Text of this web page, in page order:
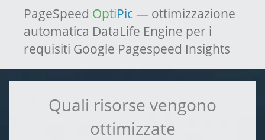
PageSpeed OptiPic — ottimizzazione
automatica DataLife Engine per i
requisiti Google Pagespeed Insights
Quali risorse vengono
ottimizzate